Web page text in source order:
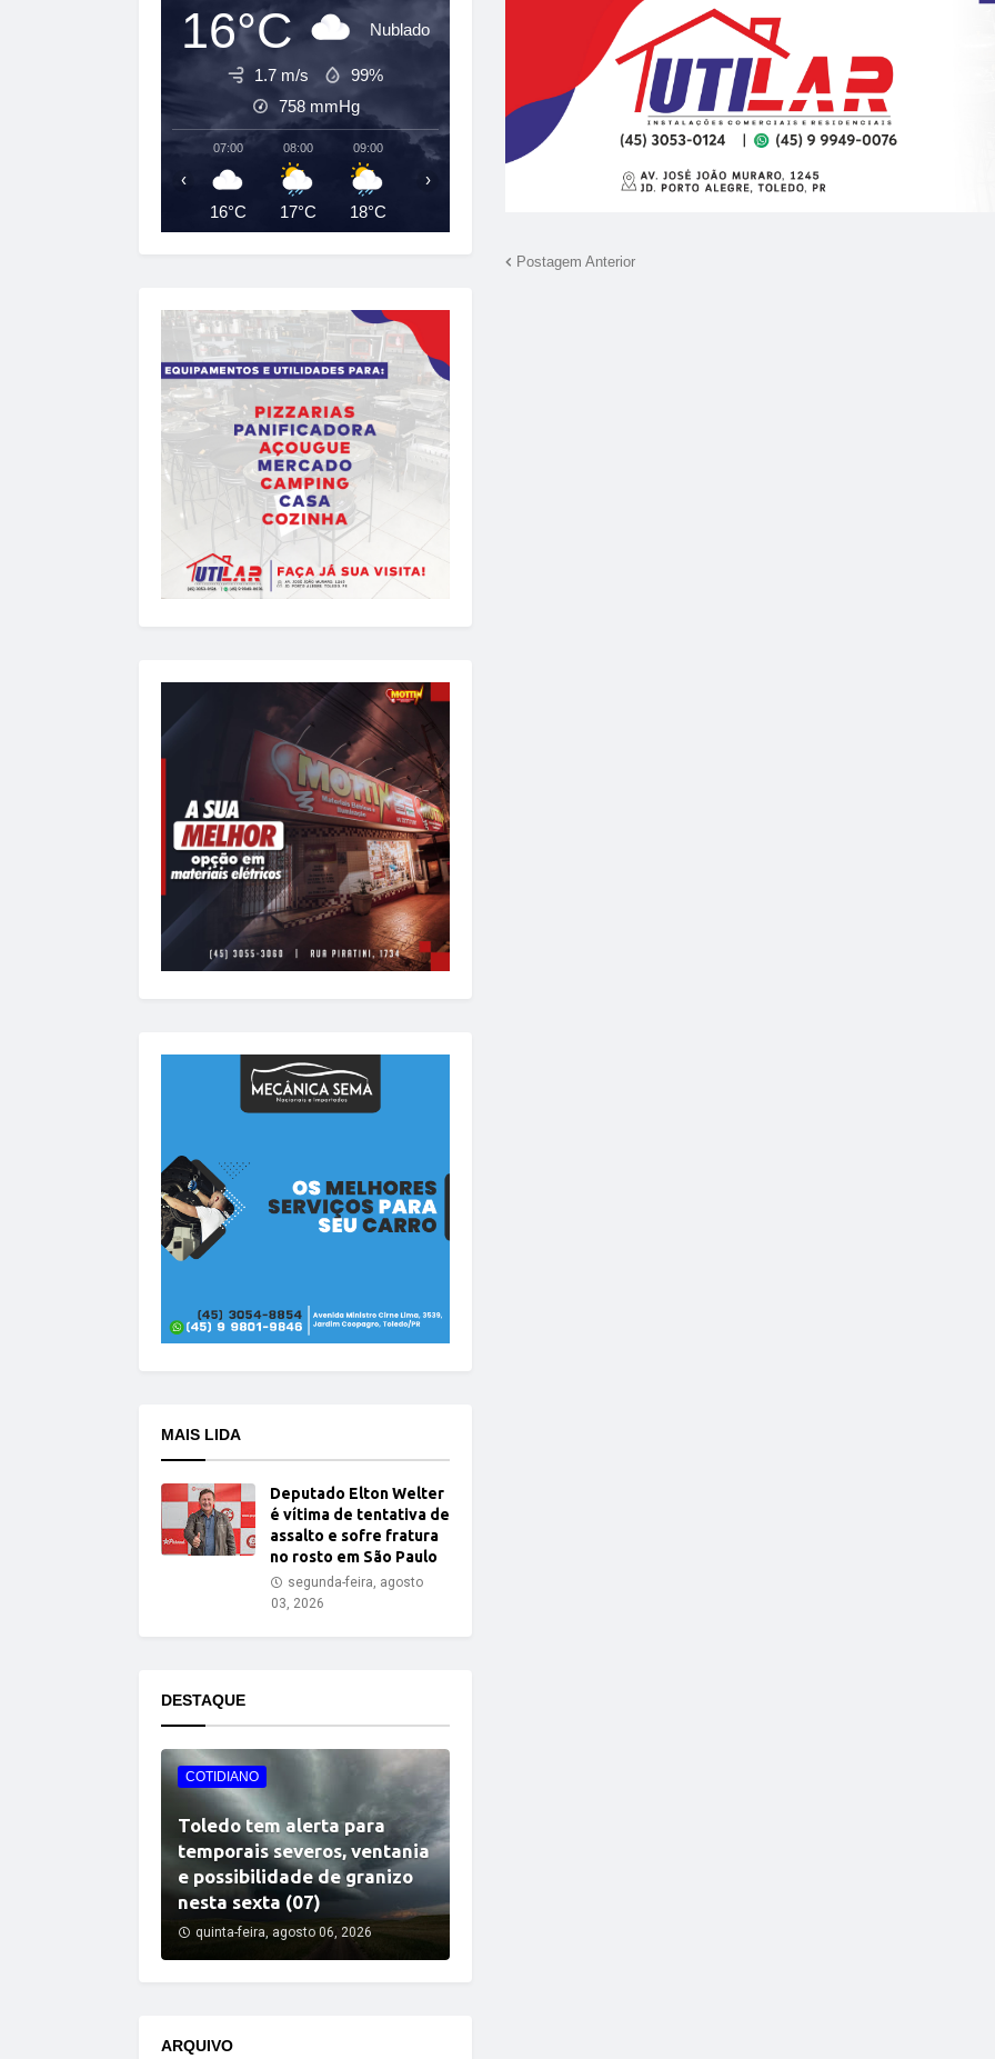
Postagem Anterior
16°C Nublado
1.7 m/s
99%
758 mmHg
07:00
16°C
08:00
17°C
09:00
18°C
10:00 13:00 14:00 15:00 16:00
‹ ›
MAIS LIDA
Deputado Elton Welter
é vítima de tentativa de
assalto e sofre fratura
no rosto em São Paulo
segunda-feira, agosto
03, 2026
DESTAQUE
COTIDIANO
Toledo tem alerta para
temporais severos, ventania
e possibilidade de granizo
nesta sexta (07)
quinta-feira, agosto 06, 2026
ARQUIVO